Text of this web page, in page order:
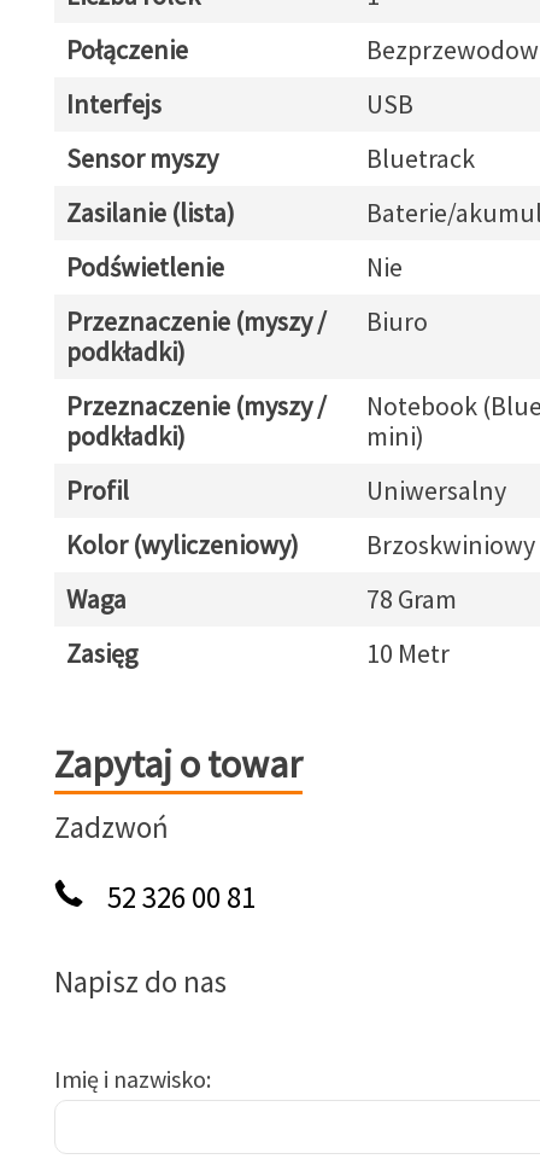
Połączenie
Interfejs
USB
Sensor myszy
Bluetrack
Zasilanie (lista)
Baterie/
Podświetlenie
Nie
Przeznaczenie (myszy /
podkładki)
Biuro
Przeznaczenie (myszy /
podkładki)
Notebook
mini)
Profil
Uniwersalny
Kolor (wyliczeniowy)
Brzoskwiniowy
Waga
78 Gram
Zasięg
10 Metr
Zapytaj o towar
Zapytaj o towar
Zadzwoń
52 326 00 81
Napisz do nas
Imię i nazwisko